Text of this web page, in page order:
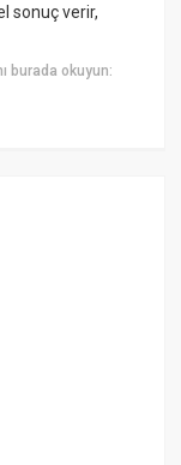
sonuç verir,
burada okuyun: